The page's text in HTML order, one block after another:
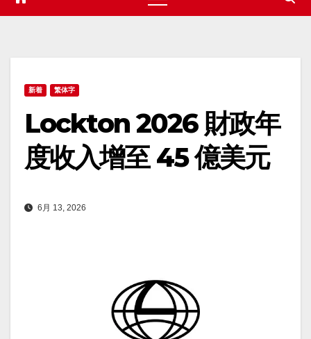
新着 繁体字
Lockton 2026 財政年
度收入增至 45 億美元
6月 13, 2026